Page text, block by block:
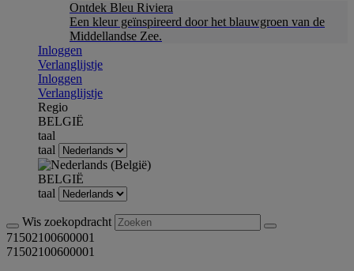
Ontdek Bleu Riviera
Een kleur geïnspireerd door het blauwgroen van de
Middellandse Zee.
Inloggen
Verlanglijstje
Inloggen
Verlanglijstje
Regio
BELGIË
taal
taal
BELGIË
taal
Wis zoekopdracht
71502100600001
71502100600001